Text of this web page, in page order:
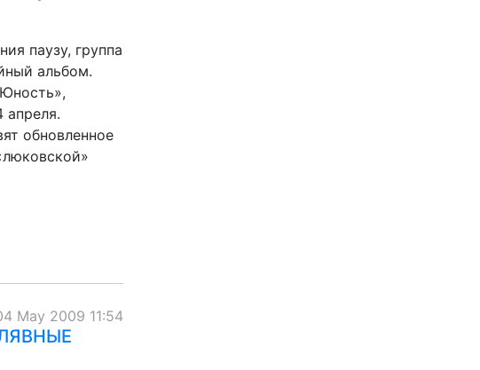
паузу, группа
альбом.
апреля.
обновленное
May 2009 11:54